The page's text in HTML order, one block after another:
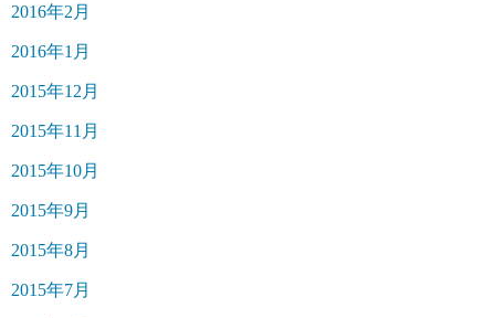
2016年2月
2016年1月
2015年12月
2015年11月
2015年10月
2015年9月
2015年8月
2015年7月